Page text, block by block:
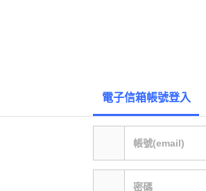
電子信箱帳號登入